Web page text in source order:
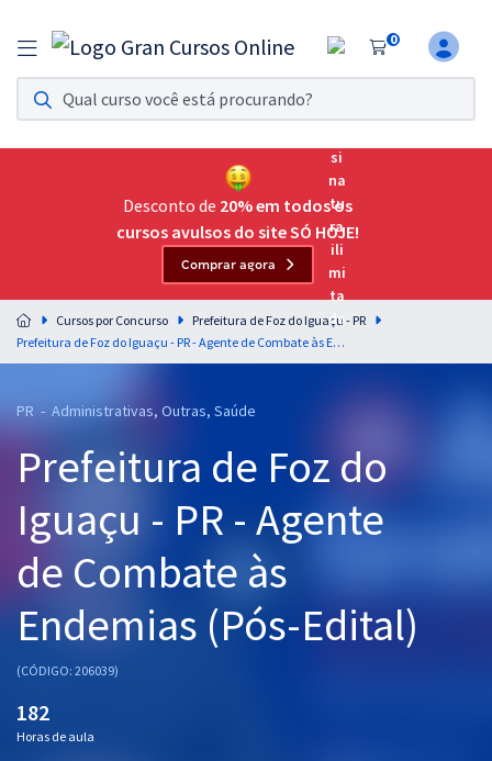
0
Assinatura Ilimitada 11
Acesso a todos os cursos. Teste grátis por 7 dias!
Assinatura OAB Até Passar
Acesso ilimitado a toda preparação para o Exame da
Residências Multiprofissionais
Preparação completa e intensiva para as principais
residências em saúde do Brasil
Cursos 20% OFF
Pós
Graduação
OAB
Questões grátis
Desconto de 20% em todos os
cursos avulsos do site SÓ HOJE!
Comprar agora
Cursos por Concurso
Prefeitura de Foz do Iguaçu - PR
Prefeitura de Foz do Iguaçu - PR - Agente de Combate às Endemias (Pós-Edital)
PR - Administrativas, Outras, Saúde
Prefeitura de Foz do
Iguaçu - PR - Agente
de Combate às
Endemias (Pós-Edital)
(CÓDIGO: 206039)
182
Horas de aula